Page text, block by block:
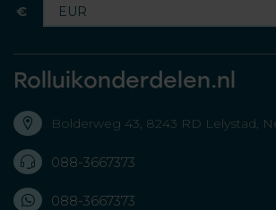
€
Rolluikonderdelen.nl
Bolderweg 43, 8243 RD Lelystad,
088-3667373
088-3667373